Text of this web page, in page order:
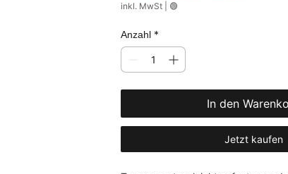
inkl. MwSt 🟢
Anzahl *
In den
Jetzt kaufen